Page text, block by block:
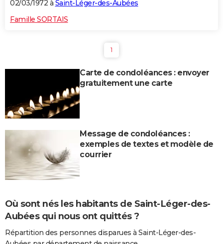
02/03/1972 à Saint-Léger-des-Aubées
Famille SORTAIS
1
Carte de condoléances : envoyer
gratuitement une carte
Message de condoléances :
exemples de textes et modèle de
courrier
Où sont nés les habitants de Saint-Léger-des-
Aubées qui nous ont quittés ?
Répartition des personnes disparues à Saint-Léger-des-